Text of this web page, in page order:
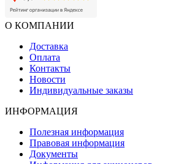
О КОМПАНИИ
Доставка
Оплата
Контакты
Новости
Индивидуальные заказы
ИНФОРМАЦИЯ
Полезная информация
Правовая информация
Документы